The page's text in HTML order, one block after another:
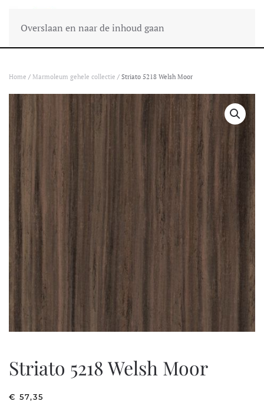
Overslaan en naar de inhoud gaan
Home / Marmoleum gehele collectie / Striato 5218 Welsh Moor
Striato 5218 Welsh Moor
€ 57,35